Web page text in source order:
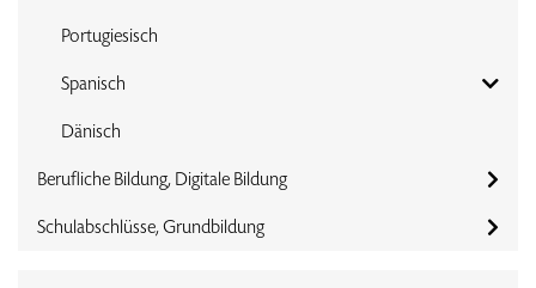
Portugiesisch
Spanisch
Dänisch
Berufliche Bildung, Digitale Bildung
Schulabschlüsse, Grundbildung